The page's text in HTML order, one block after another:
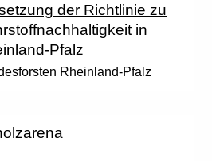
der Richtlinie zu
in
Pfalz
Rheinland-Pfalz